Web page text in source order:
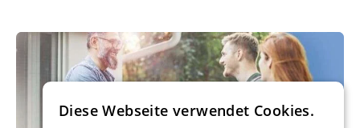
Diese Webseite verwendet Cookies.